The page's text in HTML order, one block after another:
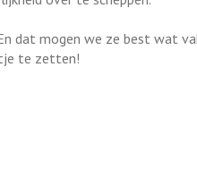
dat mogen we ze best wat
te zetten!